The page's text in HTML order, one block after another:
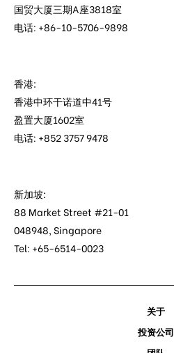
国贸大厦三期A座3818室
电话: +86-10-5706-9898
香港:
香港中环干诺道中41号
盈置大厦1602室
电话: +852 3757 9478
新加坡:
88 Market Street #21-01
048948, Singapore
Tel: +65-6514-0023
关于
投资公司